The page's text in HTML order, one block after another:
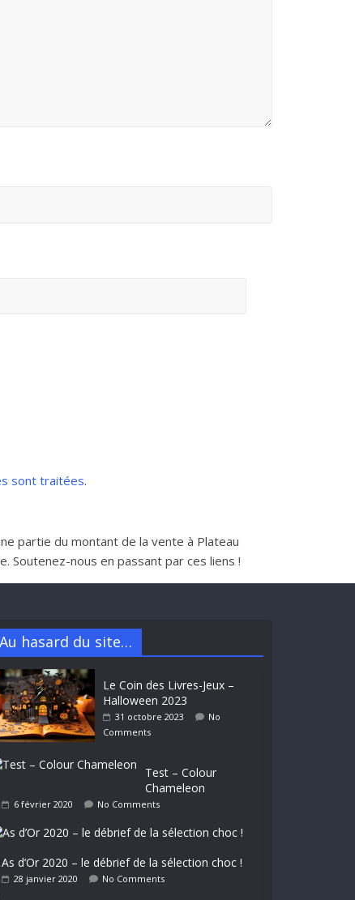
sont traitées.
partie du montant de la vente à Plateau
nous en passant par ces liens !
Au hasard du site…
Le Coin des Livres-Jeux –
Halloween 2023
31 octobre 2023
No
Comments
Test – Colour
Chameleon
6 février 2020 No Comments
As d’Or 2020 – le débrief de la sélection choc !
28 janvier 2020 No Comments